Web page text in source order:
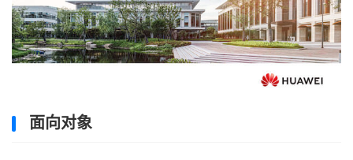
面向对象